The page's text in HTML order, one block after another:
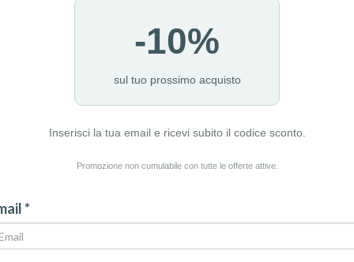
GIOIELLI MODA OROLOGI
-10%
sul tuo prossimo acquisto
Inserisci la tua email e ricevi subito il codice sconto.
Promozione non cumulabile con tutte le offerte attive.
*